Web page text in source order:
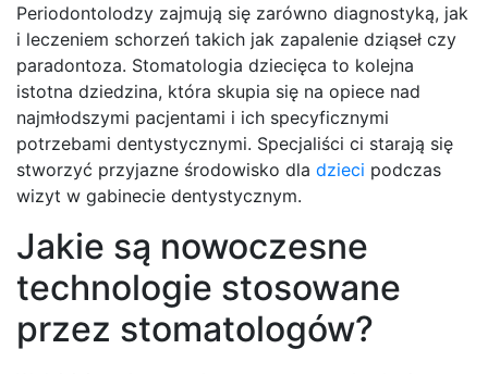
Periodontolodzy zajmują się zarówno diagnostyką, jak
i leczeniem schorzeń takich jak zapalenie dziąseł czy
paradontoza. Stomatologia dziecięca to kolejna
istotna dziedzina, która skupia się na opiece nad
najmłodszymi pacjentami i ich specyficznymi
potrzebami dentystycznymi. Specjaliści ci starają się
stworzyć przyjazne środowisko dla dzieci podczas
wizyt w gabinecie dentystycznym.
Jakie są nowoczesne
technologie stosowane
przez stomatologów?